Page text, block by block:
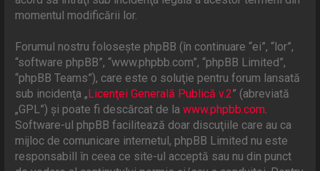
momentul modificării lor.
Forumul nostru foloseşte phpBB (în continuare “ei”, “lor”,
“software phpBB”, “www.phpbb.com”, “phpBB Limited”,
“phpBB Teams”), care este o soluţie pentru forum lansată
sub incidenţa „ Licenţei Generală Publică v.2” (abreviată
„GPL”) şi poate fi descărcat de lawww.phpbb.com.
Software-ul phpBB facilitează doar discuţiile care au ca
mijloc de comunicare internetul, phpBB Limited nu este
responsabill în ceea ce site-ul acceptă sau nu din punct